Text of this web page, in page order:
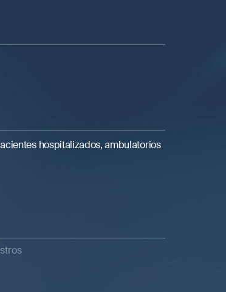
hospitalizados, ambulatorios